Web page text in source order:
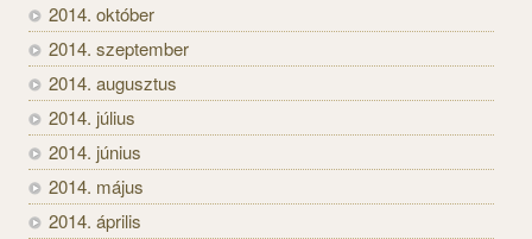
2014. október
2014. szeptember
2014. augusztus
2014. július
2014. június
2014. május
2014. április